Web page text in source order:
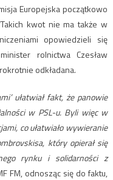
Europejska początkowo
kwot nie ma także w
opowiedzieli się
rolnictwa Czesław
odkładana.
ułatwiał fakt, że panowie
w PSL-u. Byli więc w
co ułatwiało wywieranie
który opierał się
rynku i solidarności z
FM, odnosząc się do faktu,